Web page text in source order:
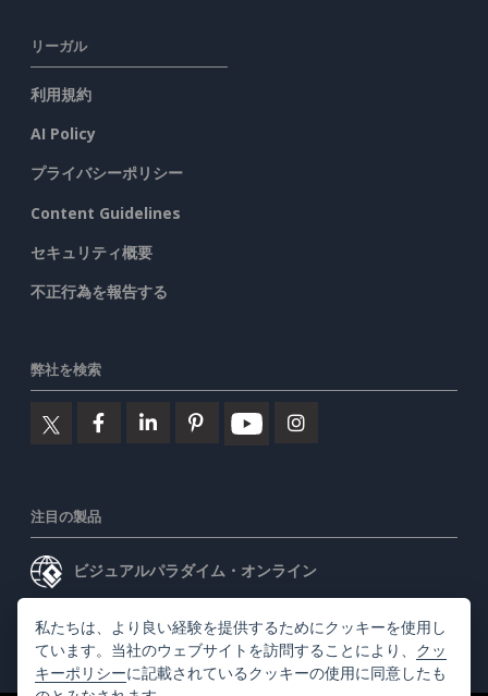
リーガル
利用規約
AI Policy
プライバシーポリシー
Content Guidelines
セキュリティ概要
不正行為を報告する
弊社を検索
注目の製品
ビジュアルパラダイム・オンライン
ビジュアルパラダイムデスクトップ
私たちは、より良い経験を提供するためにクッキーを使用し
ています。当社のウェブサイトを訪問することにより、 クッ
キーポリシーに記載されているクッキーの使用に同意したも